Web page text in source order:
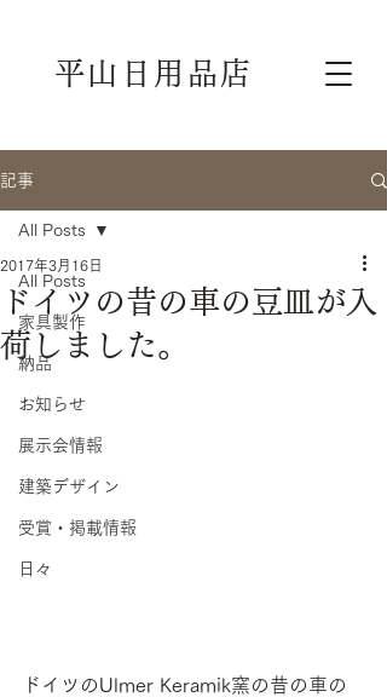
平山日用品店
記事
All Posts
家具製作
納品
お知らせ
展示会情報
建築デザイン
受賞・掲載情報
日々
All Posts
ドイツの昔の車の豆皿が入
荷しました。
2017年3月16日
ドイツのUlmer Keramik窯の昔の車の